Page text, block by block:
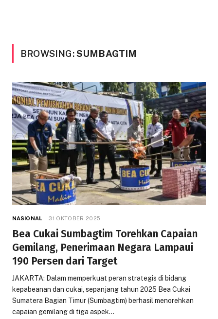
BROWSING:SUMBAGTIM
NASIONAL 31 OKTOBER 2025
Bea Cukai Sumbagtim Torehkan Capaian
Gemilang, Penerimaan Negara Lampaui
190 Persen dari Target
JAKARTA: Dalam memperkuat peran strategis di bidang
kepabeanan dan cukai, sepanjang tahun 2025 Bea Cukai
Sumatera Bagian Timur (Sumbagtim) berhasil menorehkan
capaian gemilang di tiga aspek…